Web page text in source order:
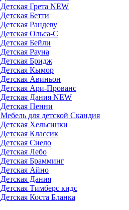
Детская Грета NEW
Детская Бетти
Детская Рандеву
Детская Ольса-С
Детская Бейли
Детская Рауна
Детская Бридж
Детская Кымор
Детская Авиньон
Детская Ари-Прованс
Детская Дания NEW
Детская Пенни
Мебель для детской Скандия
Детская Хельсинки
Детская Классик
Детская Сиело
Детская Лебо
Детская Брамминг
Детская Айно
Детская Дания
Детская Тимберс кидс
Детская Коста Бланка